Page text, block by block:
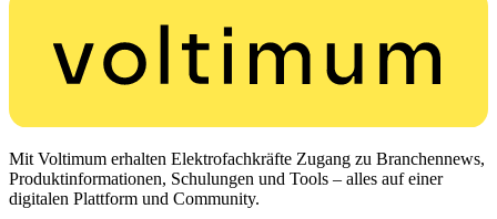
Mit Voltimum erhalten Elektrofachkräfte Zugang zu Branchennews,
Produktinformationen, Schulungen und Tools – alles auf einer
digitalen Plattform und Community.